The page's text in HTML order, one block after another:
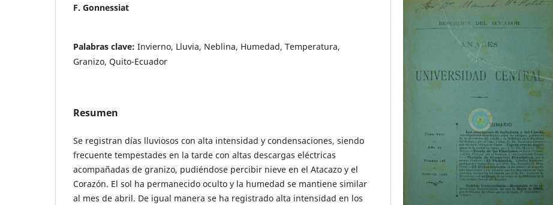
F. Gonnessiat
Palabras clave: Invierno, Lluvia, Neblina, Humedad, Temperatura,
Granizo, Quito-Ecuador
Resumen
Se registran días lluviosos con alta intensidad y condensaciones, siendo
frecuente tempestades en la tarde con altas descargas eléctricas
acompañadas de granizo, pudiéndose percibir nieve en el Atacazo y el
Corazón. El sol ha permanecido oculto y la humedad se mantiene similar
al mes de abril. De igual manera se ha registrado alta intensidad en los